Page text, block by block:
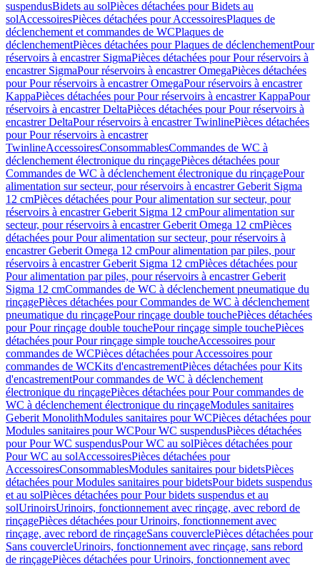
suspendusBidets au solPièces détachées pour Bidets au
solAccessoiresPièces détachées pour AccessoiresPlaques de
déclenchement et commandes de WCPlaques de
déclenchementPièces détachées pour Plaques de déclenchementPour
réservoirs à encastrer SigmaPièces détachées pour Pour réservoirs à
encastrer SigmaPour réservoirs à encastrer OmegaPièces détachées
pour Pour réservoirs à encastrer OmegaPour réservoirs à encastrer
KappaPièces détachées pour Pour réservoirs à encastrer KappaPour
réservoirs à encastrer DeltaPièces détachées pour Pour réservoirs à
encastrer DeltaPour réservoirs à encastrer TwinlinePièces détachées
pour Pour réservoirs à encastrer
TwinlineAccessoiresConsommablesCommandes de WC à
déclenchement électronique du rinçagePièces détachées pour
Commandes de WC à déclenchement électronique du rinçagePour
alimentation sur secteur, pour réservoirs à encastrer Geberit Sigma
12 cmPièces détachées pour Pour alimentation sur secteur, pour
réservoirs à encastrer Geberit Sigma 12 cmPour alimentation sur
secteur, pour réservoirs à encastrer Geberit Omega 12 cmPièces
détachées pour Pour alimentation sur secteur, pour réservoirs à
encastrer Geberit Omega 12 cmPour alimentation par piles, pour
réservoirs à encastrer Geberit Sigma 12 cmPièces détachées pour
Pour alimentation par piles, pour réservoirs à encastrer Geberit
Sigma 12 cmCommandes de WC à déclenchement pneumatique du
rinçagePièces détachées pour Commandes de WC à déclenchement
pneumatique du rinçagePour rinçage double touchePièces détachées
pour Pour rinçage double touchePour rinçage simple touchePièces
détachées pour Pour rinçage simple toucheAccessoires pour
commandes de WCPièces détachées pour Accessoires pour
commandes de WCKits d'encastrementPièces détachées pour Kits
d'encastrementPour commandes de WC à déclenchement
électronique du rinçagePièces détachées pour Pour commandes de
WC à déclenchement électronique du rinçageModules sanitaires
Geberit MonolithModules sanitaires pour WCPièces détachées pour
Modules sanitaires pour WCPour WC suspendusPièces détachées
pour Pour WC suspendusPour WC au solPièces détachées pour
Pour WC au solAccessoiresPièces détachées pour
AccessoiresConsommablesModules sanitaires pour bidetsPièces
détachées pour Modules sanitaires pour bidetsPour bidets suspendus
et au solPièces détachées pour Pour bidets suspendus et au
solUrinoirsUrinoirs, fonctionnement avec rinçage, avec rebord de
rinçagePièces détachées pour Urinoirs, fonctionnement avec
rinçage, avec rebord de rinçageSans couverclePièces détachées pour
Sans couvercleUrinoirs, fonctionnement avec rinçage, sans rebord
de rinçagePièces détachées pour Urinoirs, fonctionnement avec